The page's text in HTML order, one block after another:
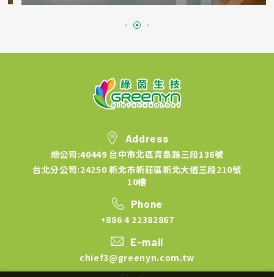
Address
總公司:40449 台中市北區青島路三段136號
台北分公司:24250 新北市新莊區新北大道三段210號
10樓
Phone
+886 4 22382867
E-mail
chief3@greenyn.com.tw